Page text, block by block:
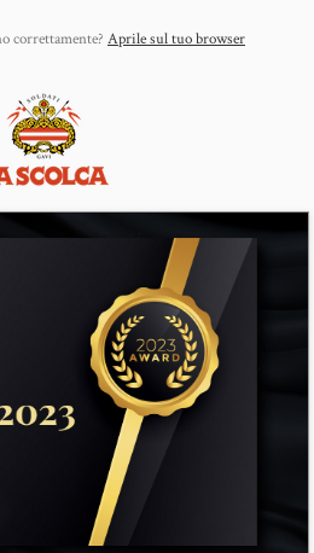
correttamente? Aprile sul tuo browser